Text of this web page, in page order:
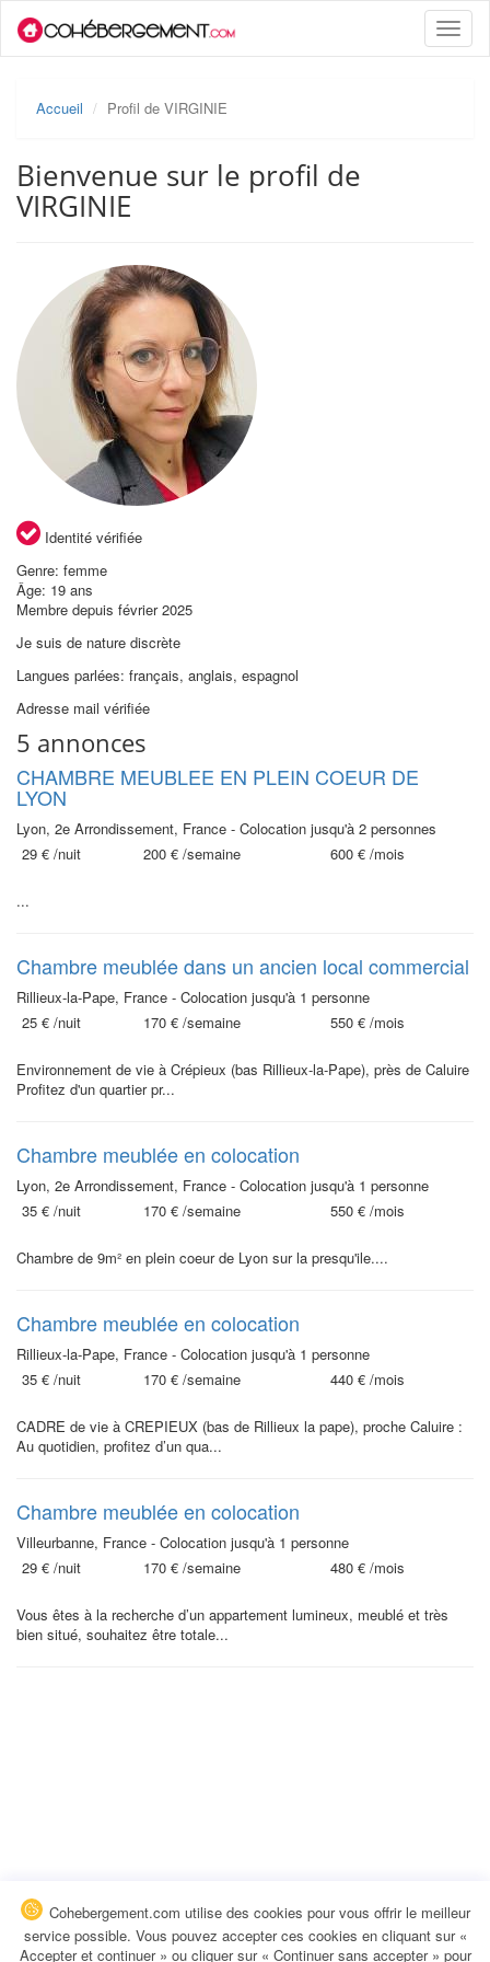
Toggle
Accueil Profil de VIRGINIE
Bienvenue sur le profil de
VIRGINIE
Identité vérifiée
Genre: femme
Âge: 19 ans
Membre depuis février 2025
Je suis de nature discrète
Langues parlées: français, anglais, espagnol
Adresse mail vérifiée
5 annonces
CHAMBRE MEUBLEE EN PLEIN COEUR DE
LYON
Lyon, 2e Arrondissement, France - Colocation jusqu'à 2 personnes
29 € /nuit 200 € /semaine 600 € /mois
...
Chambre meublée dans un ancien local commercial
Rillieux-la-Pape, France - Colocation jusqu'à 1 personne
25 € /nuit 170 € /semaine 550 € /mois
Environnement de vie à Crépieux (bas Rillieux-la-Pape), près de Caluire
Profitez d'un quartier pr...
Chambre meublée en colocation
Lyon, 2e Arrondissement, France - Colocation jusqu'à 1 personne
35 € /nuit 170 € /semaine 550 € /mois
Chambre de 9m² en plein coeur de Lyon sur la presqu'ile....
Chambre meublée en colocation
Rillieux-la-Pape, France - Colocation jusqu'à 1 personne
35 € /nuit 170 € /semaine 440 € /mois
CADRE de vie à CREPIEUX (bas de Rillieux la pape), proche Caluire :
Au quotidien, profitez d’un qua...
Chambre meublée en colocation
Villeurbanne, France - Colocation jusqu'à 1 personne
29 € /nuit 170 € /semaine 480 € /mois
Vous êtes à la recherche d’un appartement lumineux, meublé et très
bien situé, souhaitez être totale...
Cohebergement.com utilise des cookies pour vous offrir le meilleur
service possible. Vous pouvez accepter ces cookies en cliquant sur «
Accepter et continuer » ou cliquer sur « Continuer sans accepter » pour